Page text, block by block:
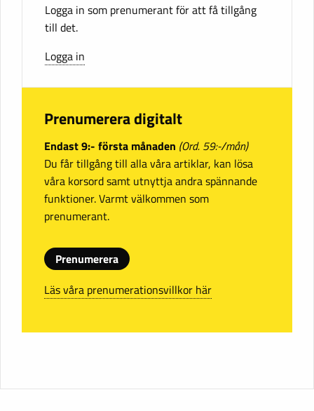
Logga in som prenumerant för att få tillgång
till det.
Logga in
Prenumerera digitalt
Endast 9:- första månaden (Ord. 59:-/mån)
Du får tillgång till alla våra artiklar, kan lösa
våra korsord samt utnyttja andra spännande
funktioner. Varmt välkommen som
prenumerant.
Prenumerera
Läs våra prenumerationsvillkor här